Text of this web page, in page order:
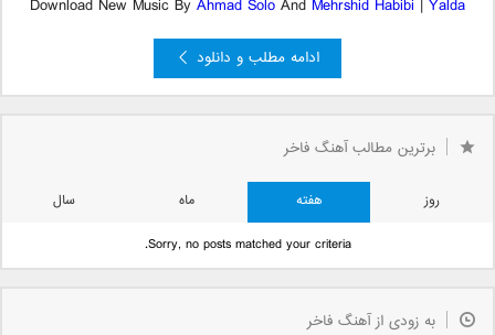
Download New Music By Ahmad Solo And Mehrshid Habibi | Yalda
ادامه مطلب و دانلود
برترین مطالب آهنگ فاخر
روز هفته ماه
سال
Sorry, no posts matched your criteria.
به زودی از آهنگ فاخر